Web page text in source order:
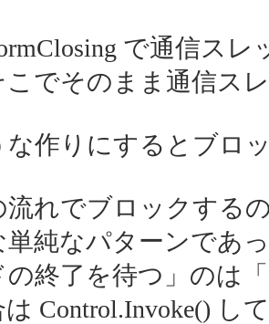
で通信ス
こでそのまま通信ス
な作りにするとブロ
流れでブロックする
単純なパターンであ
の終了を待つ」のは
は Control.Invoke() し